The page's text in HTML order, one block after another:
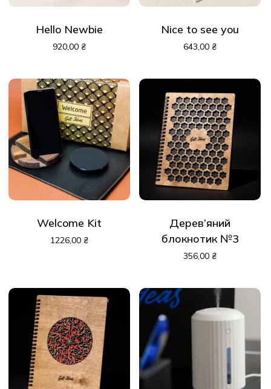
Hello Newbie
920,00 ₴
Nice to see you
643,00 ₴
Welcome Kit
1226,00 ₴
Дерев’яний
блокнотик №3
356,00 ₴